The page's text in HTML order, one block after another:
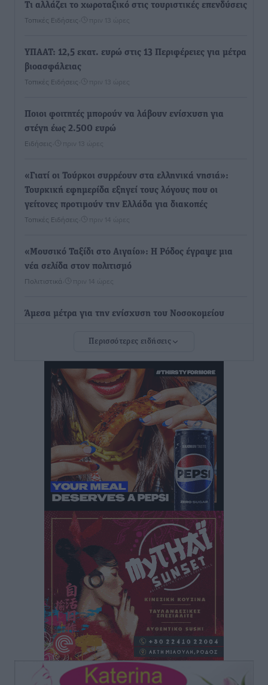
Τι αλλάζει το χωροταξικό στις τουριστικές επενδύσεις
Τοπικές Ειδήσεις πριν 13 ώρες
ΥΠΑΑΤ: 12,5 εκατ. ευρώ στις 13 Περιφέρειες για μέτρα
βιοασφάλειας
Τοπικές Ειδήσεις πριν 13 ώρες
Ποιοι φοιτητές μπορούν να λάβουν ενίσχυση για
στέγη έως 2.500 ευρώ
Ειδήσεις πριν 13 ώρες
«Γιατί οι Τούρκοι συρρέουν στα ελληνικά νησιά»:
Τουρκική εφημερίδα εξηγεί τους λόγους που οι
γείτονες προτιμούν την Ελλάδα για διακοπές
Τοπικές Ειδήσεις πριν 14 ώρες
«Μουσικό Ταξίδι στο Αιγαίο»: Η Ρόδος έγραψε μια
νέα σελίδα στον πολιτισμό
Πολιτιστικά πριν 14 ώρες
Άμεσα μέτρα για την ενίσχυση του Νοσοκομείου
ανακοίνωσε ο Άδωνις Γεωργιάδης
Iατρικός Σύλλογος Ροδου προς Α. Γεωργιάδη:
Στρατηγικές Προτάσεις για την Ενίσχυση της
Δημόσιας Υγείας στη Νησιωτική Ελλάδα και στα
Νοσοκομεία της Γ΄ Ζώνης
Τοπικές Ειδήσεις• πριν 14 ώρες
Πάνθηρες: Ξεκίνησαν αισιόδοξοι για την παρθενική
“πτήση” τους
Αθλητικά• πριν 14 ώρες
Άρης Αρχαγγέλου: Στο πλευρό του άτυχου Ιάκωβου
πριν 14 ώρες
Φοίβος: Η μεγάλη επιστροφή του Μπρένο Σαλβατιέρα
Αθλητικά• πριν 15 ώρες
Κλεάνθης: Έτοιμες οι κάρτες διαρκείας της νέας
σεζόν
Αθλητικά πριν 15 ώρες
Περισσότερες ειδήσεις